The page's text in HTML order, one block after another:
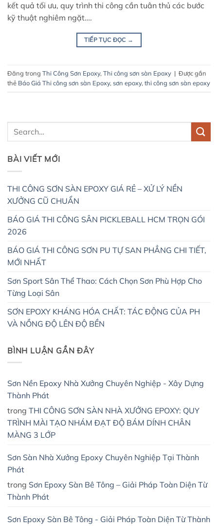
kết quả tối ưu, quy trình thi công cần tuân thủ các bước
kỹ thuật nghiêm ngặt….
TIẾP TỤC ĐỌC →
Đăng trong Thi Công Sơn Epoxy, Thi công sơn sàn Epoxy | Được gắn
thẻ Báo Giá Thi công sơn sàn Epoxy, sơn epoxy, thi công sơn sàn epoxy
BÀI VIẾT MỚI
THI CÔNG SƠN SÀN EPOXY GIÁ RẺ – XỬ LÝ NỀN
XƯỞNG CŨ CHUẨN
BÁO GIÁ THI CÔNG SÂN PICKLEBALL HCM TRỌN GÓI
2026
BÁO GIÁ THI CÔNG SƠN PU TỰ SAN PHẲNG CHI TIẾT,
MỚI NHẤT
Sơn Sport Sân Thể Thao: Cách Chọn Sơn Phù Hợp Cho
Từng Loại Sân
SƠN EPOXY KHÁNG HÓA CHẤT: TÁC ĐỘNG CỦA PH
VÀ NỒNG ĐỘ LÊN ĐỘ BỀN
BÌNH LUẬN GẦN ĐÂY
Sơn Nền Epoxy Nhà Xưởng Chuyên Nghiệp - Xây Dựng
Thành Phát
trong THI CÔNG SƠN SÀN NHÀ XƯỞNG EPOXY: QUY
TRÌNH MÀI TẠO NHÁM ĐẠT ĐỘ BÁM DÍNH CHÂN
MÀNG 3 LỚP
Sơn Sàn Nhà Xưởng Epoxy Chuyên Nghiệp Tại Thành
Phát
trong Sơn Epoxy Sàn Bê Tông – Giải Pháp Toàn Diện Từ
Thành Phát
Sơn Epoxy Sàn Bê Tông - Giải Pháp Toàn Diện Từ Thành